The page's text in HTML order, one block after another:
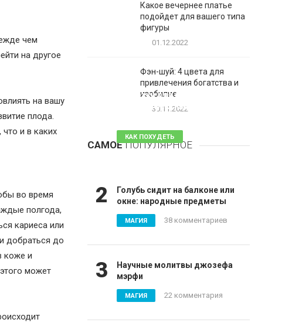
чем
на другое
на вашу
плода.
и в каких
во время
полгода,
кариеса или
добраться до
коже и
может
Какое вечернее платье
подойдет для вашего типа
фигуры
01.12.2022
Фэн-шуй: 4 цвета для
привлечения богатства и
изобилие
30.11.2022
САМОЕПОПУЛЯРНОЕ
Таблетки для похудения -
обзор эффективных и
КАК ПОХУДЕТЬ
81 комментарий
2
Голубь сидит на балконе или
окне: народные предметы
МАГИЯ 38 комментариев
3
Научные молитвы джозефа
мэрфи
МАГИЯ 22 комментария